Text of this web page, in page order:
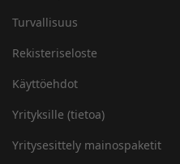
Turvallisuus
Rekisteriseloste
Käyttöehdot
Yrityksille (tietoa)
Yritysesittely mainospaketit